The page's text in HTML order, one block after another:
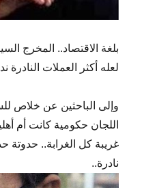
بلغة الاقتصاد.. المخرج
لعله أكثر العملات النادرة
وإلى الباحثين عن خلاص
اللجان حكومية كانت أم
غريبة كل الغرابة.. حدوتة
نادرة..